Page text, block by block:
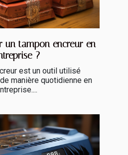
un tampon encreur en
?
est un outil utilisé
manière quotidienne en